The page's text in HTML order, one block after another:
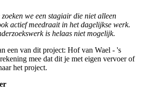
we een stagiair die niet alleen
actief meedraait in het dagelijkse werk.
is helaas niet mogelijk.
een van dit project: Hof van Wael - 's
mee dat dit je met eigen vervoer of
het project.